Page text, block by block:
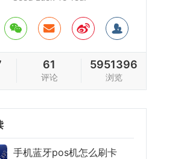
61
评论
5951396
浏览
手机蓝牙pos机怎么刷卡